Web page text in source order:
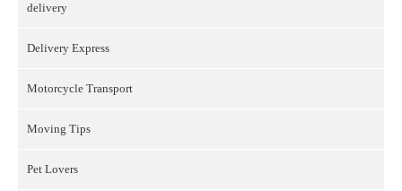
delivery
Delivery Express
Motorcycle Transport
Moving Tips
Pet Lovers